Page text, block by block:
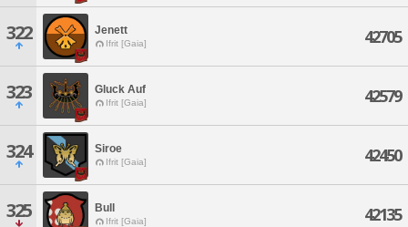
322 Jenett
Ifrit [Gaia] 42705
323 Gluck Auf
Ifrit [Gaia] 42579
324 Siroe
Ifrit [Gaia] 42450
325 Bull
Ifrit [Gaia] 42135